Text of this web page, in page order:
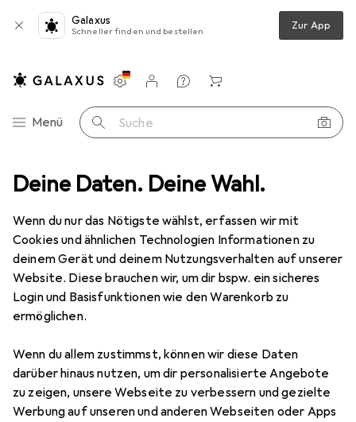
Deine Daten. Deine Wahl.
Wenn du nur das Nötigste wählst, erfassen wir mit
Cookies und ähnlichen Technologien Informationen zu
deinem Gerät und deinem Nutzungsverhalten auf unserer
Website. Diese brauchen wir, um dir bspw. ein sicheres
Login und Basisfunktionen wie den Warenkorb zu
ermöglichen.
Wenn du allem zustimmst, können wir diese Daten
darüber hinaus nutzen, um dir personalisierte Angebote
zu zeigen, unsere Webseite zu verbessern und gezielte
Werbung auf unseren und anderen Webseiten oder Apps
Galaxus
Schneller finden und bestellen Zur App
Navigation nach Kategorien
Menü Suche
Einstellungen
Kundenkonto
Vergleichslisten
Merklisten
Warenkorb
Gesamtsortiment Ausverkauf Wohnen
Ausverkauf Ordnungshelfer